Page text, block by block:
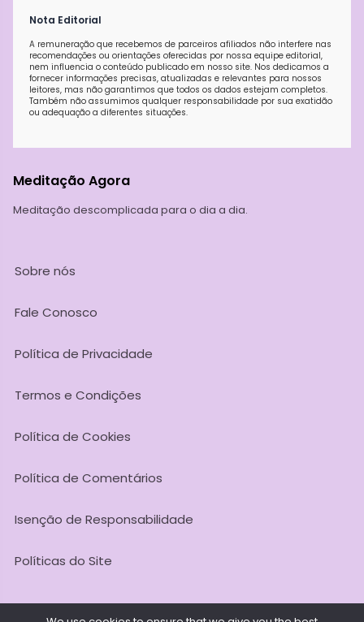
Nota Editorial
A remuneração que recebemos de parceiros afiliados não interfere nas
recomendações ou orientações oferecidas por nossa equipe editorial,
nem influencia o conteúdo publicado em nosso site. Nos dedicamos a
fornecer informações precisas, atualizadas e relevantes para nossos
leitores, mas não garantimos que todos os dados estejam completos.
Também não assumimos qualquer responsabilidade por sua exatidão
ou adequação a diferentes situações.
Meditação Agora
Meditação descomplicada para o dia a dia.
Sobre nós
Fale Conosco
Política de Privacidade
Termos e Condições
Política de Cookies
Política de Comentários
Isenção de Responsabilidade
Políticas do Site